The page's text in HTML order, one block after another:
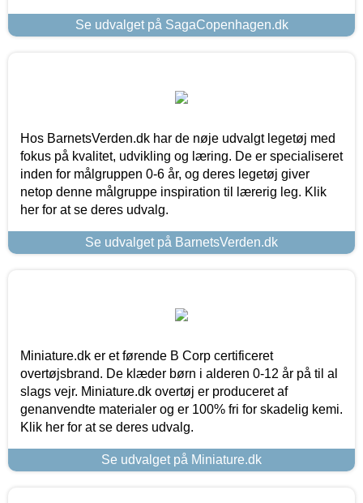
Se udvalget på SagaCopenhagen.dk
Hos BarnetsVerden.dk har de nøje udvalgt legetøj med
fokus på kvalitet, udvikling og læring. De er specialiseret
inden for målgruppen 0-6 år, og deres legetøj giver
netop denne målgruppe inspiration til lærerig leg. Klik
her for at se deres udvalg.
Se udvalget på BarnetsVerden.dk
Miniature.dk er et førende B Corp certificeret
overtøjsbrand. De klæder børn i alderen 0-12 år på til al
slags vejr. Miniature.dk overtøj er produceret af
genanvendte materialer og er 100% fri for skadelig kemi.
Klik her for at se deres udvalg.
Se udvalget på Miniature.dk